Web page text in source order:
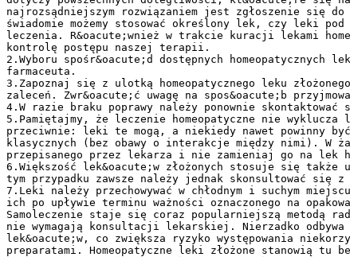
najrozsądniejszym rozwiązaniem jest zgłoszenie się
świadomie możemy stosować określony lek, czy leki
leczenia. R&oacute;wnież w trakcie kuracji lekami
kontrolę postępu naszej terapii.
2.Wyboru spośr&oacute;d dostępnych homeopatycznych
farmaceuta.
3.Zapoznaj się z ulotką homeopatycznego leku
zaleceń. Zwr&oacute;ć uwagę na spos&oacute;b
4.W razie braku poprawy należy ponownie skontaktować
5.Pamiętajmy, że leczenie homeopatyczne nie wyklucza
przeciwnie: leki te mogą, a niekiedy nawet powinny być
klasycznych (bez obawy o interakcje między nimi). W
przepisanego przez lekarza i nie zamieniaj go na lek
6.Większość lek&oacute;w złożonych stosuje się
tym przypadku zawsze należy jednak skonsultować się
7.Leki należy przechowywać w chłodnym i suchym
ich po upływie terminu ważności oznaczonego na
Samoleczenie staje się coraz popularniejszą metodą
nie wymagają konsultacji lekarskiej. Nierzadko
lek&oacute;w, co zwiększa ryzyko występowania
preparatami. Homeopatyczne leki złożone stanowią tu